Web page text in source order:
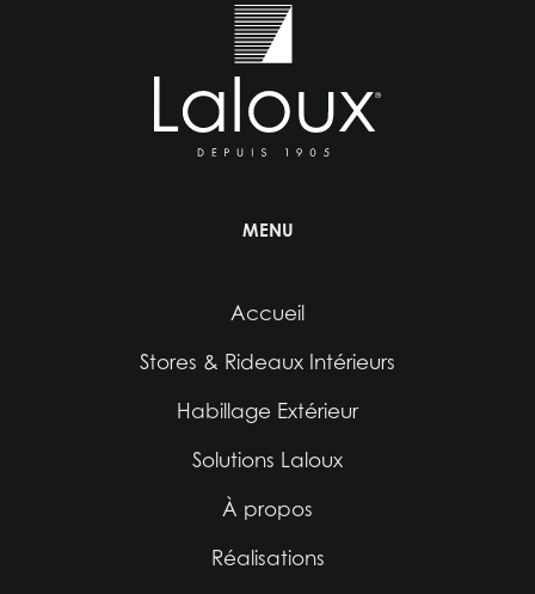
MENU
Accueil
Stores & Rideaux Intérieurs
Habillage Extérieur
Solutions Laloux
À propos
Réalisations